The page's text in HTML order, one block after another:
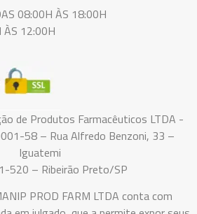
08:00H ÀS 18:00H
ÀS 12:00H
de Produtos Farmacêuticos LTDA -
58 – Rua Alfredo Benzoni, 33 –
Iguatemi
520 – Ribeirão Preto/SP
PROD FARM LTDA conta com